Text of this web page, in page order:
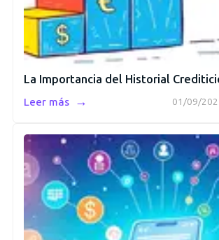
La Importancia del Historial
01/09/
Leer más →